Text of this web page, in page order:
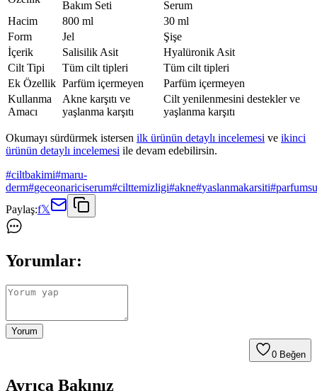
Bakım Seti
Serum
Hacim
800 ml
30 ml
Form
Jel
Şişe
İçerik
Salisilik Asit
Hyalüronik Asit
Cilt Tipi
Tüm cilt tipleri
Tüm cilt tipleri
Ek Özellik Parfüm içermeyen
Parfüm içermeyen
Kullanma
Amacı
Akne karşıtı ve
yaşlanma karşıtı
Cilt yenilenmesini destekler ve
yaşlanma karşıtı
Okumayı sürdürmek istersen ilk ürünün detaylı incelemesi ve ikinci
ürünün detaylı incelemesi ile devam edebilirsin.
#ciltbakimi#maru-
derm#geceonariciserum#cilttemizligi#akne#yaslanmakarsiti#
Paylaş:f𝕏
Yorumlar:
Yorum
0 Beğen
Ayrıca Bakınız